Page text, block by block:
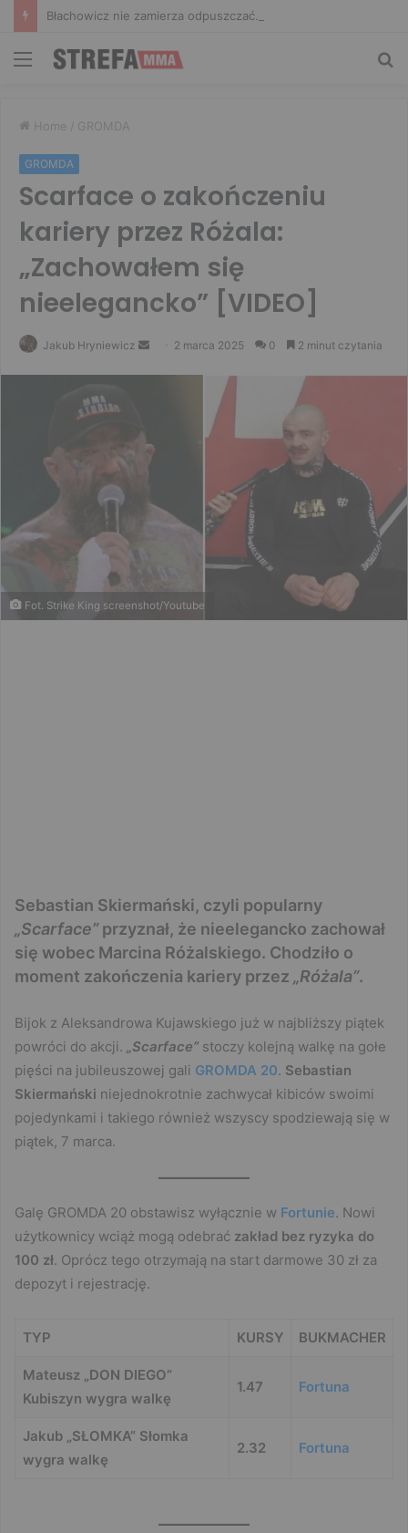
Menu
Home / GROMDA
GROMDA
Scarface o zakończeniu
kariery przez Różala:
„Zachowałem się
nieelegancko” [VIDEO]
Jakub Hryniewicz
Send 2 marca 2025 0 2 minut czytania
Fot. Strike King screenshot/Youtube
Sebastian Skiermański, czyli popularny
„Scarface”przyznał, że nieelegancko zachował
się wobec Marcina Różalskiego. Chodziło o
moment zakończenia kariery przez „Różala”.
Bijok z Aleksandrowa Kujawskiego już w najbliższy piątek
powróci do akcji.
„Scarface” stoczy kolejną walkę na gołe
pięści na jubileuszowej gali GROMDA 20. Sebastian
Skiermański niejednokrotnie zachwycał kibiców swoimi
pojedynkami i takiego również wszyscy spodziewają się w
piątek, 7 marca.
Galę GROMDA 20 obstawisz wyłącznie w Fortunie. Nowi
użytkownicy wciąż mogą odebrać zakład bez ryzyka do
100 zł. Oprócz tego otrzymają na start darmowe 30 zł za
depozyt i rejestrację.
TYP KURSY BUKMACHER
Mateusz „DON DIEGO”
Kubiszyn wygra walkę
1.47 Fortuna
Jakub „SŁOMKA” Słomka
wygra walkę
2.32 Fortuna